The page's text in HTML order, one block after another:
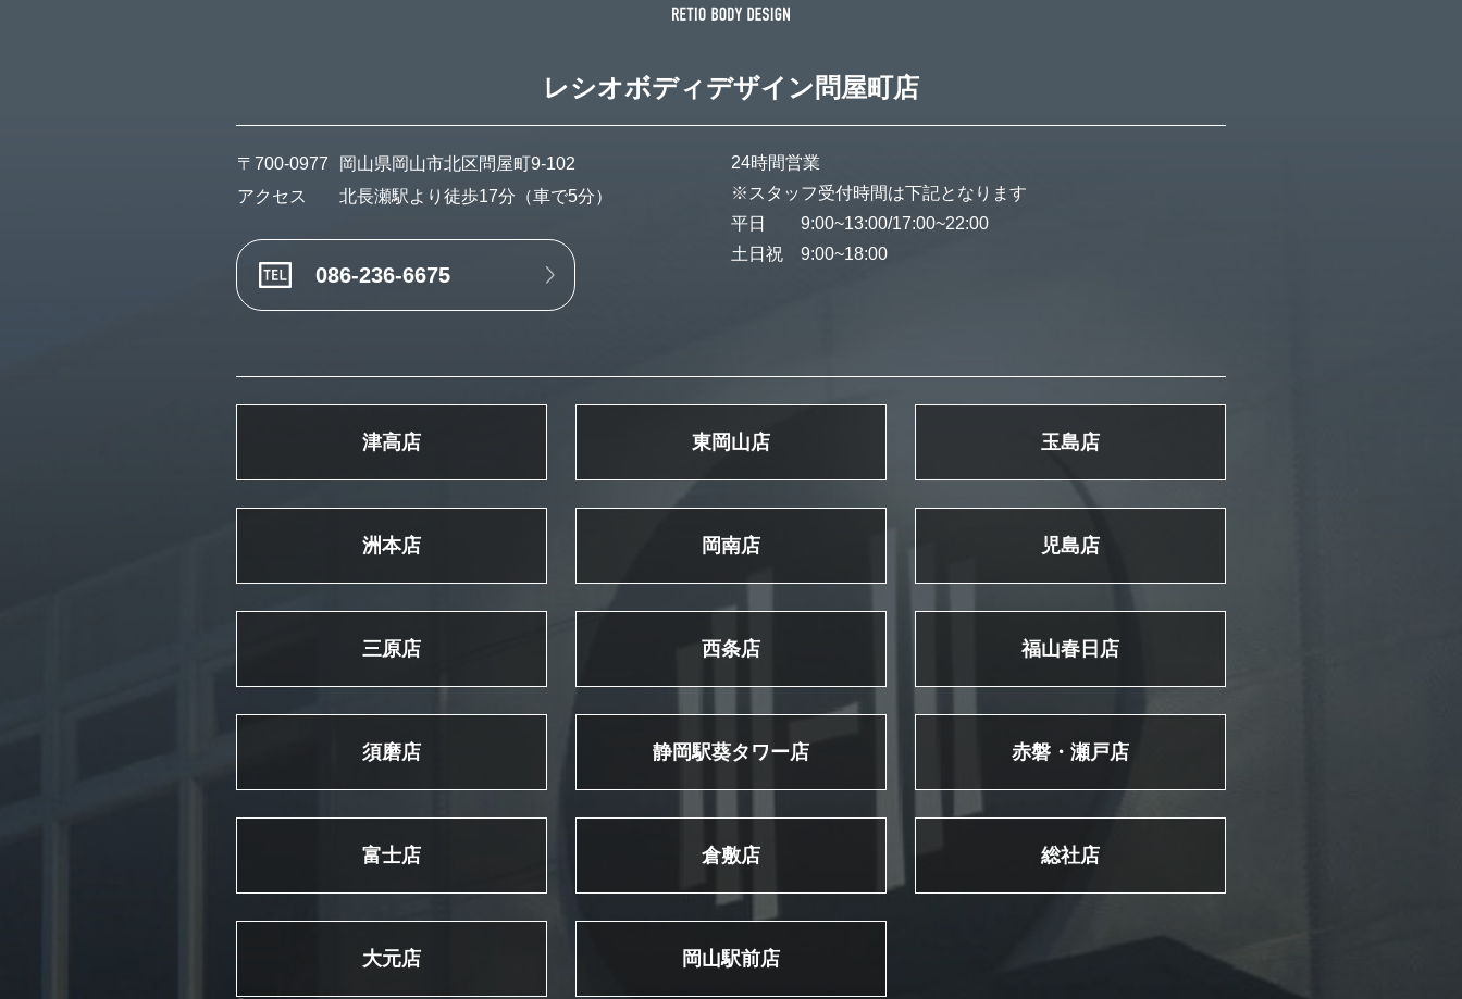
レシオボディデザイン 問屋町店
〒700-0977
岡山県岡山市北区問屋町9-102
アクセス
北長瀬駅より徒歩17分（車で5分）
086-236-6675
24時間営業
※スタッフ受付時間は下記となります
平日 9:00~13:00/17:00~22:00
土日祝 9:00~18:00
津高店 東岡山店 玉島店
洲本店 岡南店 児島店
三原店 西条店 福山春日店
須磨店 静岡駅葵タワー店 赤磐・瀬戸店
富士店 倉敷店 総社店
大元店 岡山駅前店